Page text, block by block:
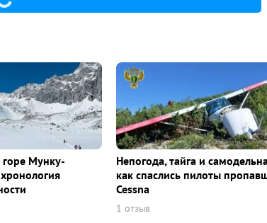
горе Мунку-
Непогода, тайга и
как спаслись пилоты
Cessna
1 отзыв